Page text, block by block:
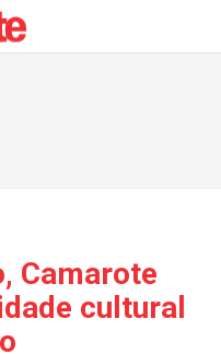
Camarote
cultural